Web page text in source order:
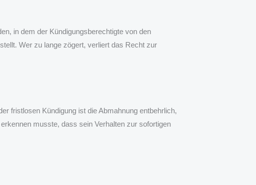
in dem der Kündigungsberechtigte von den
Wer zu lange zögert, verliert das Recht zur
fristlosen Kündigung ist die Abmahnung entbehrlich,
musste, dass sein Verhalten zur sofortigen